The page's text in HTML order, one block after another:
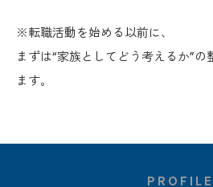
※転職活動を始める以前に、
まずは“家族としてどう考えるか”
ます。
PROFILE